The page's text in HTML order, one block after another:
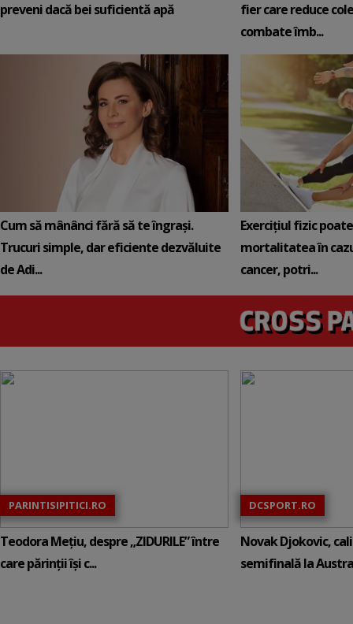
preveni dacă bei suficientă apă
fier care reduce
combate îmb...
Cum să mânânci fără să te îngrași.
Trucuri simple, dar eficiente dezvăluite
de Adi...
Exercițiul fizic
mortalitatea în
cancer, potri...
PARINTISIPITICI.RO
Teodora Mețiu, despre „ZIDURILE” între
care părinții își c...
DCSPORT.RO
Novak Djokovic,
semifinală la